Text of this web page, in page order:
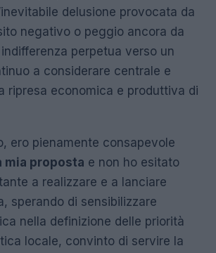
delusione provocata da
negativo o peggio ancora da
perpetua verso un
a considerare centrale e
ripresa economica e produttiva di
ero pienamente consapevole
mia proposta e non ho esitato
a realizzare e a lanciare
sperando di sensibilizzare
nella definizione delle priorità
locale, convinto di servire la